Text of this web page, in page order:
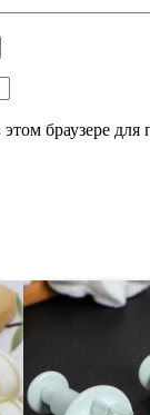
браузере